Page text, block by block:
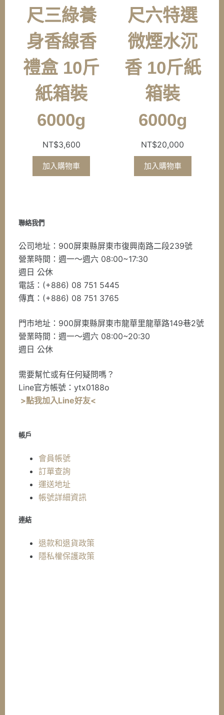
尺三綠養
身香線香
禮盒 10斤
紙箱裝
6000g
NT$3,600
加入購物車
尺六特選
微煙水沉
香 10斤紙
箱裝
6000g
NT$20,000
加入購物車
聯絡我們
公司地址：900屏東縣屏東市復興南路二段239號
營業時間：週一～週六 08:00~17:30
週日 公休
電話：(+886) 08 751 5445
傳真：(+886) 08 751 3765
門市地址：900屏東縣屏東市龍華里龍華路149巷2號
營業時間：週一～週六 08:00~20:30
週日 公休
需要幫忙或有任何疑問嗎？
Line官方帳號：ytx0188o
>點我加入Line好友<
帳戶
會員帳號
訂單查詢
運送地址
帳號詳細資訊
連結
退款和退貨政策
隱私權保護政策